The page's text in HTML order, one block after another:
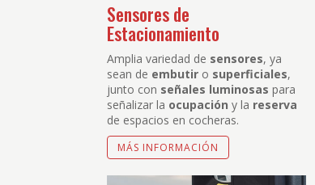
Sensores de
Estacionamiento
Amplia variedad de sensores, ya
sean de embutir o superficiales,
junto con señales luminosas para
señalizar la ocupación y la reserva
de espacios en cocheras.
MÁS INFORMACIÓN